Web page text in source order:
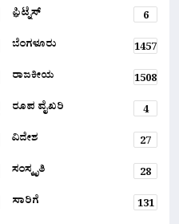
ಫ಼ಿಟ್ನೆಸ್
6
ಬೆಂಗಳೂರು
1457
ರಾಜಕೀಯ
1508
ರೂಪ ವೈಖರಿ
4
ವಿದೇಶ
27
ಸಂಸ್ಕೃತಿ
28
ಸಾರಿಗೆ
131